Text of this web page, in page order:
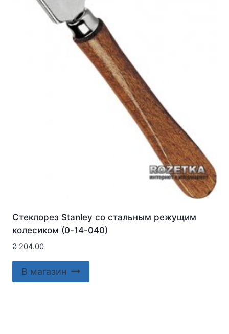
Стеклорез Stanley со стальным режущим
колесиком (0-14-040)
₴ 204.00
В магазин